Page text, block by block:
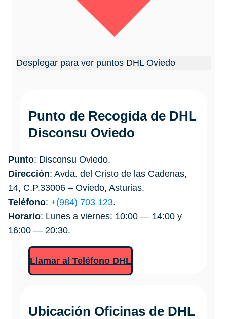
Desplegar para ver puntos DHL Oviedo
Punto de Recogida de DHL
Disconsu Oviedo
Punto: Disconsu Oviedo.
Dirección: Avda. del Cristo de las Cadenas,
14, C.P.33006 – Oviedo, Asturias.
Teléfono: +(984) 703 123.
Horario: Lunes a viernes: 10:00 — 14:00 y
16:00 — 20:30.
Llamar al Teléfono DHL
Ubicación Oficinas de DHL